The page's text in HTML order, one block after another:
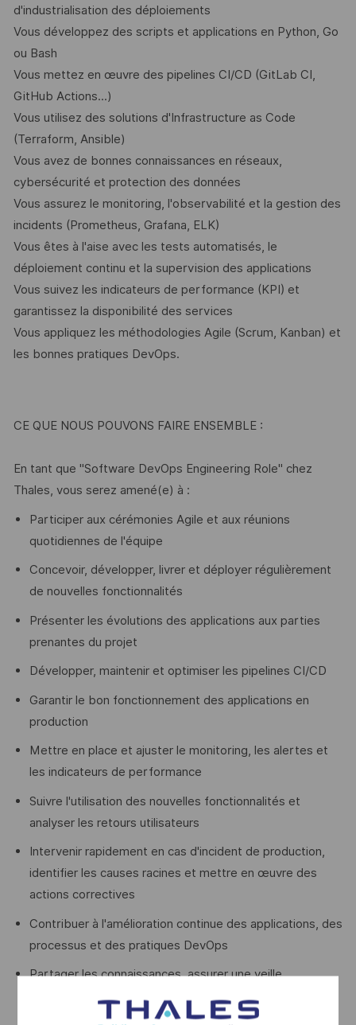
d'industrialisation des déploiements
Vous développez des scripts et applications en Python, Go
ou Bash
Vous mettez en œuvre des pipelines CI/CD (GitLab CI,
GitHub Actions...)
Vous utilisez des solutions d'Infrastructure as Code
(Terraform, Ansible)
Vous avez de bonnes connaissances en réseaux,
cybersécurité et protection des données
Vous assurez le monitoring, l'observabilité et la gestion des
incidents (Prometheus, Grafana, ELK)
Vous êtes à l'aise avec les tests automatisés, le
déploiement continu et la supervision des applications
Vous suivez les indicateurs de performance (KPI) et
garantissez la disponibilité des services
Vous appliquez les méthodologies Agile (Scrum, Kanban) et
les bonnes pratiques DevOps.
CE QUE NOUS POUVONS FAIRE ENSEMBLE :
En tant que "Software DevOps Engineering Role" chez
Thales, vous serez amené(e) à :
Participer aux cérémonies Agile et aux réunions
quotidiennes de l'équipe
Concevoir, développer, livrer et déployer régulièrement
de nouvelles fonctionnalités
Présenter les évolutions des applications aux parties
prenantes du projet
Développer, maintenir et optimiser les pipelines CI/CD
Garantir le bon fonctionnement des applications en
production
Mettre en place et ajuster le monitoring, les alertes et
les indicateurs de performance
Suivre l'utilisation des nouvelles fonctionnalités et
analyser les retours utilisateurs
Intervenir rapidement en cas d'incident de production,
identifier les causes racines et mettre en œuvre des
actions correctives
Contribuer à l'amélioration continue des applications, des
processus et des pratiques DevOps
Partager les connaissances, assurer une veille
nouvelles technologies.